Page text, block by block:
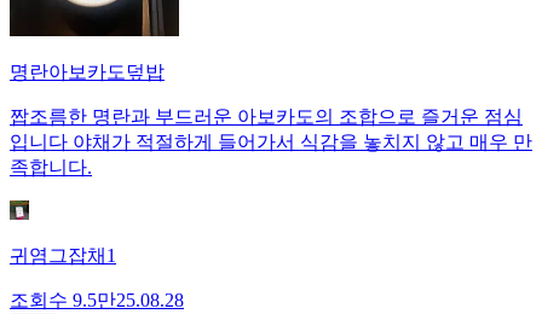
명란아보카도덮밥
짭조름한 명란과 부드러운 아보카도의 조합으로 즐거운 점심
입니다 야채가 적절하게 들어가서 식감을 놓치지 않고 매우 만
족합니다.
귀염그잡채1
조회수 9.5만25.08.28